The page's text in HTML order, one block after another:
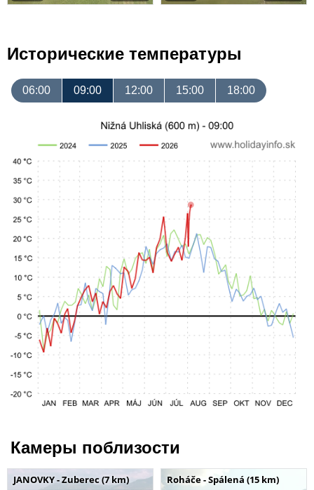
Исторические температуры
06:00 09:00 12:00 15:00 18:00
Камеры поблизости
JANOVKY - Zuberec (7 km) Roháče - Spálená (15 km)